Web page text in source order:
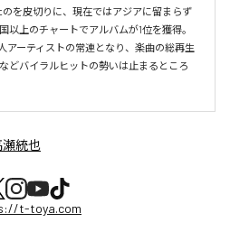
を皮切りに、現在ではアジアに留まらず
以上のチャートでアルバムが1位を獲得。
ーティストの常連となり、楽曲の総再生
どバイラルヒットの勢いは止まるところ
瀬統也
t-toya.com